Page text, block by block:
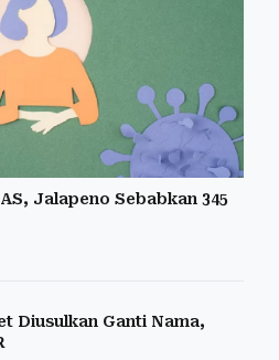
Jalapeno Sebabkan 345
Diusulkan Ganti Nama,